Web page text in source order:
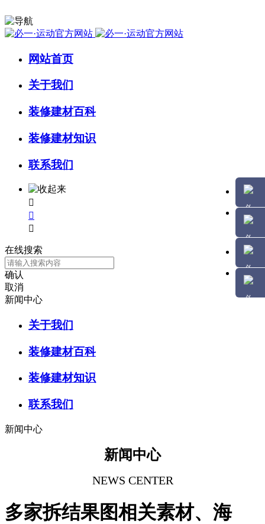
网站首页
关于我们
装修建材百科
装修建材知识
联系我们



在线搜索
确认
取消
新闻中心
关于我们
装修建材百科
装修建材知识
联系我们
新闻中心
新闻中心
NEWS CENTER
多家拆结果图相关素材、海